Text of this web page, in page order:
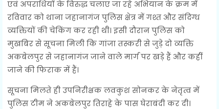
एवं अपराधियों के विरुद्ध चलाए जा रहे अभियान के क्रम में
रविवार को थाना जहानागंज पुलिस क्षेत्र में गश्त और संदिग्ध
व्यक्तियों की चेकिंग कर रही थी। इसी दौरान पुलिस को
मुखबिर से सूचना मिली कि गांजा तस्करी से जुड़े दो व्यक्ति
अकबेलपुर से जहानागंज जाने वाले मार्ग पर खड़े हैं और कहीं
जाने की फिराक में हैं।
सूचना मिलते ही उपनिरीक्षक लवकुश सोनकर के नेतृत्व में
पुलिस टीम ने अकबेलपुर तिराहे के पास घेराबंदी कर दी।